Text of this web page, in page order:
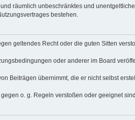
räumlich unbeschränktes und
bestehen.
geltendes Recht oder die guten Sitten
oder anderer im Board
Beiträgen übernimmt, die er nicht selbst
o. g. Regeln verstoßen oder geeignet